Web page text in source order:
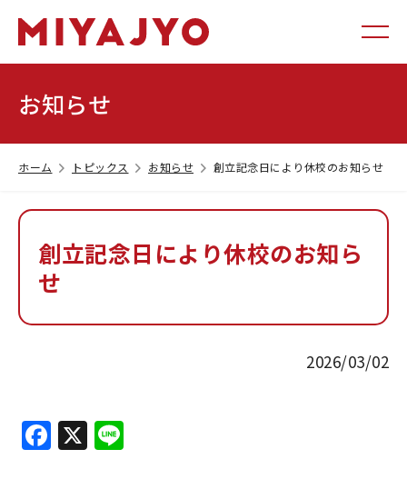
お知らせ
ホーム トピックス お知らせ 創立記念日により休校のお知らせ
創立記念日により休校のお知ら
せ
2026/03/02
F X